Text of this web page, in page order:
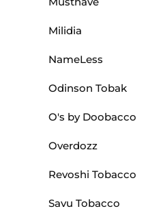
Milidia
NameLess
Odinson Tobak
O's by Doobacco
Overdozz
Revoshi Tobacco
Savu Tobacco